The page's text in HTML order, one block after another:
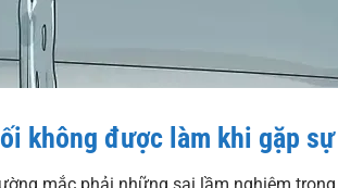
không được làm khi gặp